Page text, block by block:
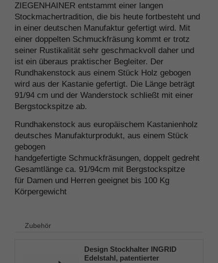
ZIEGENHAINER entstammt einer langen
Stockmachertradition, die bis heute fortbesteht und
in einer deutschen Manufaktur gefertigt wird. Mit
einer doppelten Schmuckfräsung kommt er trotz
seiner Rustikalität sehr geschmackvoll daher und
ist ein überaus praktischer Begleiter. Der
Rundhakenstock aus einem Stück Holz gebogen
wird aus der Kastanie gefertigt. Die Länge beträgt
91/94 cm und der Wanderstock schließt mit einer
Bergstockspitze ab.
Rundhakenstock aus europäischem Kastanienholz
deutsches Manufakturprodukt, aus einem Stück
gebogen
handgefertigte Schmuckfräsungen, doppelt gedreht
Gesamtlänge ca. 91/94cm mit Bergstockspitze
für Damen und Herren geeignet bis 100 Kg
Körpergewicht
Zubehör
Design Stockhalter INGRID
Edelstahl, patentierter